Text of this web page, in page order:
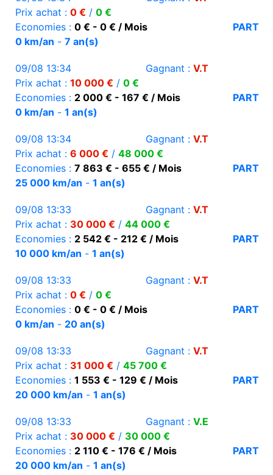
Prix achat : 0 € / 0 €
Economies : 0 € - 0 € / Mois
PART
0 km/an - 7 an(s)
09/08 13:34 Gagnant : V.T
Prix achat : 10 000 € / 0 €
Economies : 2 000 € - 167 € / Mois
PART
0 km/an - 1 an(s)
09/08 13:34 Gagnant : V.T
Prix achat : 6 000 € / 48 000 €
Economies : 7 863 € - 655 € / Mois
PART
25 000 km/an - 1 an(s)
09/08 13:33 Gagnant : V.T
Prix achat : 30 000 € / 44 000 €
Economies : 2 542 € - 212 € / Mois
PART
10 000 km/an - 1 an(s)
09/08 13:33 Gagnant : V.T
Prix achat : 0 € / 0 €
Economies : 0 € - 0 € / Mois
PART
0 km/an - 20 an(s)
09/08 13:33 Gagnant : V.T
Prix achat : 31 000 € / 45 700 €
Economies : 1 553 € - 129 € / Mois
PART
20 000 km/an - 1 an(s)
09/08 13:33 Gagnant : V.E
Prix achat : 30 000 € / 30 000 €
Economies : 2 110 € - 176 € / Mois
PART
20 000 km/an - 1 an(s)